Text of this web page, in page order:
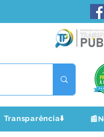
Transparência⬇️